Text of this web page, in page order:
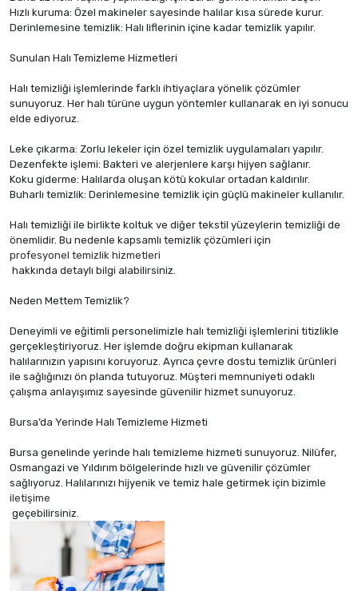
Hızlı kuruma: Özel makineler sayesinde halılar kısa sürede kurur.
Derinlemesine temizlik: Halı liflerinin içine kadar temizlik yapılır.
Sunulan Halı Temizleme Hizmetleri
Halı temizliği işlemlerinde farklı ihtiyaçlara yönelik çözümler
sunuyoruz. Her halı türüne uygun yöntemler kullanarak en iyi sonucu
elde ediyoruz.
Leke çıkarma: Zorlu lekeler için özel temizlik uygulamaları yapılır.
Dezenfekte işlemi: Bakteri ve alerjenlere karşı hijyen sağlanır.
Koku giderme: Halılarda oluşan kötü kokular ortadan kaldırılır.
Buharlı temizlik: Derinlemesine temizlik için güçlü makineler kullanılır.
Halı temizliği ile birlikte koltuk ve diğer tekstil yüzeylerin temizliği de
önemlidir. Bu nedenle kapsamlı temizlik çözümleri için
profesyonel temizlik hizmetleri
hakkında detaylı bilgi alabilirsiniz.
Neden Mettem Temizlik?
Deneyimli ve eğitimli personelimizle halı temizliği işlemlerini titizlikle
gerçekleştiriyoruz. Her işlemde doğru ekipman kullanarak
halılarınızın yapısını koruyoruz. Ayrıca çevre dostu temizlik ürünleri
ile sağlığınızı ön planda tutuyoruz. Müşteri memnuniyeti odaklı
çalışma anlayışımız sayesinde güvenilir hizmet sunuyoruz.
Bursa’da Yerinde Halı Temizleme Hizmeti
Bursa genelinde yerinde halı temizleme hizmeti sunuyoruz. Nilüfer,
Osmangazi ve Yıldırım bölgelerinde hızlı ve güvenilir çözümler
sağlıyoruz. Halılarınızı hijyenik ve temiz hale getirmek için bizimle
iletişime
geçebilirsiniz.